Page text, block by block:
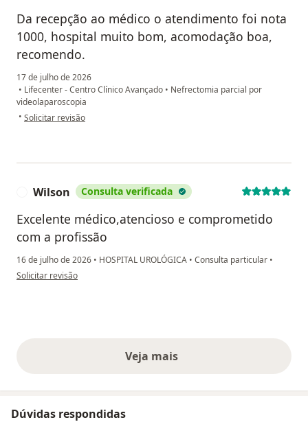
Da recepção ao médico o atendimento foi nota
1000, hospital muito bom, acomodação boa,
recomendo.
17 de julho de 2026
• Lifecenter - Centro Clínico Avançado • Nefrectomia parcial por
videolaparoscopia
• na opinião do utilizador Carla Ribeiro
Solicitar revisão
Wilson Consulta verificada
Excelente médico,atencioso e comprometido
com a profissão
16 de julho de 2026 • HOSPITAL UROLÓGICA • Consulta particular •
na opinião do utilizador Wilson
Solicitar revisão
Veja maisopiniões acima
Dúvidas respondidas